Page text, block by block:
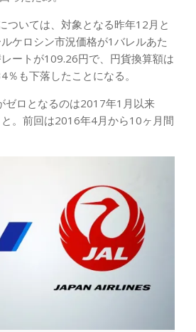
いては、対象となる昨年12月と
ケロシン市況価格が1バレルあた
ートが109.26円で、円貨換算額は
も下落したことになる。
ロとなるのは2017年1月以来
。前回は2016年4月から10ヶ月間